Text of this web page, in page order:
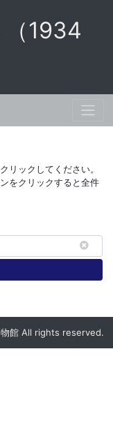
1934
リックしてください。
をクリックすると全件
館 All rights reserved.